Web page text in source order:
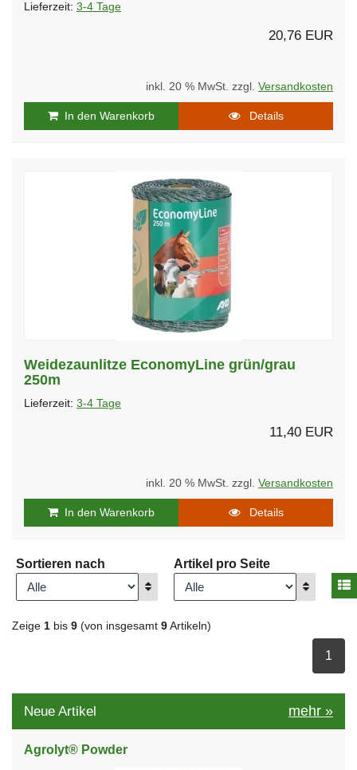
Lieferzeit: 3-4 Tage
20,76 EUR
inkl. 20 % MwSt. zzgl. Versandkosten
In den Warenkorb Details
Weidezaunlitze EconomyLine grün/grau
250m
Lieferzeit: 3-4 Tage
11,40 EUR
inkl. 20 % MwSt. zzgl. Versandkosten
In den Warenkorb Details
Sortieren nach
Anzeigen
Artikel pro Seite
Anzeigen
Zeige 1 bis 9 (von insgesamt 9 Artikeln)
1
Neue Artikel mehr »
Agrolyt® Powder